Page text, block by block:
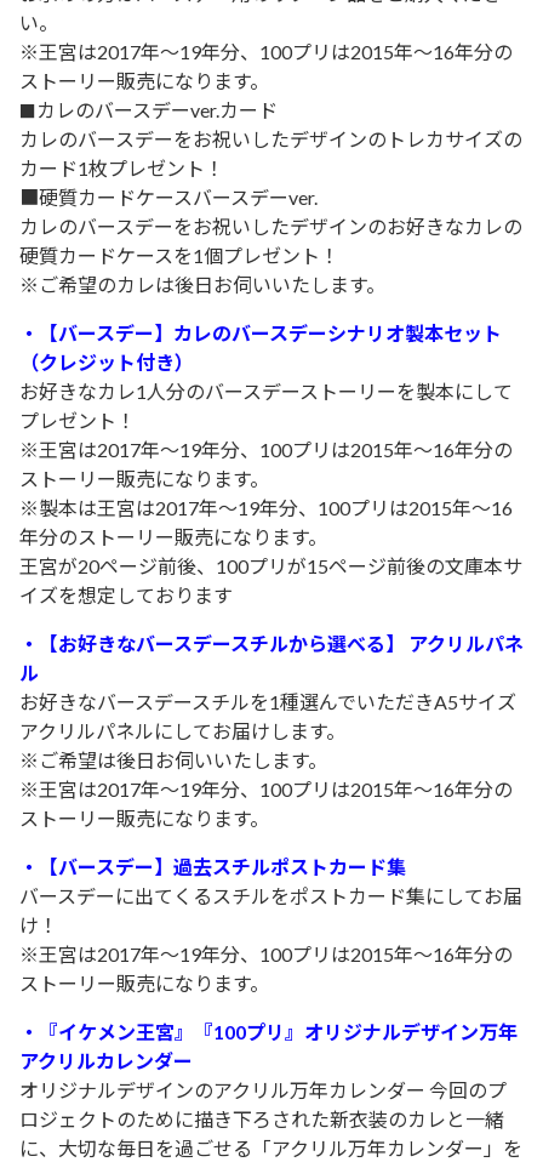
い。
※王宮は2017年～19年分、100プリは2015年～16年分の
ストーリー販売になります。
■カレのバースデーver.カード
カレのバースデーをお祝いしたデザインのトレカサイズの
カード1枚プレゼント！
■硬質カードケースバースデーver.
カレのバースデーをお祝いしたデザインのお好きなカレの
硬質カードケースを1個プレゼント！
※ご希望のカレは後日お伺いいたします。
・ 【バースデー】 カレのバースデーシナリオ製本セット
（クレジット付き）
お好きなカレ1人分のバースデーストーリーを製本にして
プレゼント！
※王宮は2017年～19年分、100プリは2015年～16年分の
ストーリー販売になります。
※製本は王宮は2017年～19年分、100プリは2015年～16
年分のストーリー販売になります。
王宮が20ページ前後、100プリが15ページ前後の文庫本サ
イズを想定しております
・【お好きなバースデースチルから選べる】 アクリルパネ
ル
お好きなバースデースチルを1種選んでいただきA5サイズ
アクリルパネルにしてお届けします。
※ご希望は後日お伺いいたします。
※王宮は2017年～19年分、100プリは2015年～16年分の
ストーリー販売になります。
・【バースデー】過去スチルポストカード集
バースデー に出てくるスチルをポストカード集にしてお届
け！
※王宮は2017年～19年分、100プリは2015年～16年分の
ストーリー販売になります。
・『イケメン王宮』『100プリ』オリジナルデザイン万年
アクリルカレンダー
オリジナルデザインのアクリル万年カレンダー 今回のプ
ロジェクトのために描き下ろされた新衣装のカレと一緒
に、大切な毎日を過ごせる「アクリル万年カレンダー」を